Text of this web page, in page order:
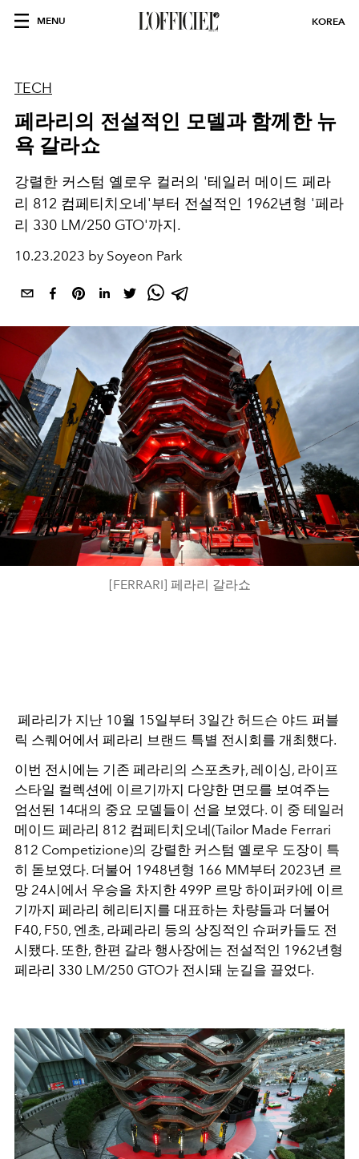
MENU KOREA
TECH
페라리의 전설적인 모델과 함께한 뉴
욕 갈라쇼
강렬한 커스텀 옐로우 컬러의 '테일러 메이드 페라
리 812 컴페티치오네'부터 전설적인 1962년형 '페라
리 330 LM/250 GTO'까지.
10.23.2023 by Soyeon Park
[FERRARI] 페라리 갈라쇼
페라리가 지난 10월 15일부터 3일간 허드슨 야드 퍼블
릭 스퀘어에서 페라리 브랜드 특별 전시회를 개최했다.
이번 전시에는 기존 페라리의 스포츠카, 레이싱, 라이프
스타일 컬렉션에 이르기까지 다양한 면모를 보여주는
엄선된 14대의 중요 모델들이 선을 보였다. 이 중 테일러
메이드 페라리 812 컴페티치오네(Tailor Made Ferrari
812 Competizione)의 강렬한 커스텀 옐로우 도장이 특
히 돋보였다. 더불어 1948년형 166 MM부터 2023년 르
망 24시에서 우승을 차지한 499P 르망 하이퍼카에 이르
기까지 페라리 헤리티지를 대표하는 차량들과 더불어
F40, F50, 엔초, 라페라리 등의 상징적인 슈퍼카들도 전
시됐다. 또한, 한편 갈라 행사장에는 전설적인 1962년형
페라리 330 LM/250 GTO가 전시돼 눈길을 끌었다.